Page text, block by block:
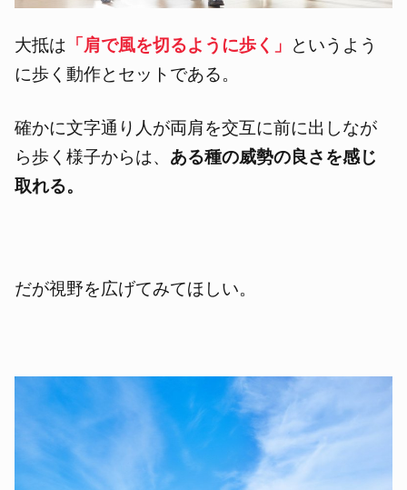
大抵は 「肩で風を切るように歩く」
というよう
に歩く動作とセットである。
確かに文字通り人が両肩を交互に前に出しなが
ら歩く様子からは、 ある種の威勢の良さを感じ
取れる。
だが視野を広げてみてほしい。